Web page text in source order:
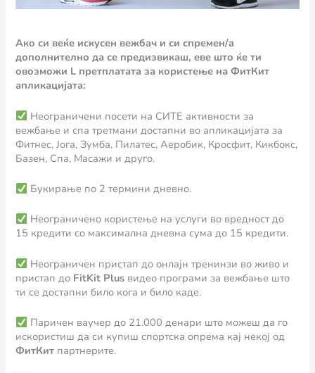
Ако си веќе искусен вежбач и си спремен/a
дополнително да се предизвикаш, еве што ќе ти
овозможи L претплатата за користење на ФитКит
апликацијата:
Неограничени посети на СИТЕ активности за
вежбање и спа третмани достапни во апликацијата за
Фитнес, Јога, Зумба, Пилатес, Аеробик, Кросфит, Кикбокс,
Базен, Спа, Масажи и друго.
Букирање по 2 термини дневно.
Неограничено користење на услуги во вредност до
15 кредити со максимална дневна сума до 15 кредити.
Неограничен пристап до онлајн тренинзи во живо и
пристап до FitKit Plus видео програми за вежбање што
ти се достапни било кога и било каде.
Паричен ваучер до 21.000 денари што можеш да го
искористиш да си купиш спортска опрема кај некој од
ФитКит партнерите.